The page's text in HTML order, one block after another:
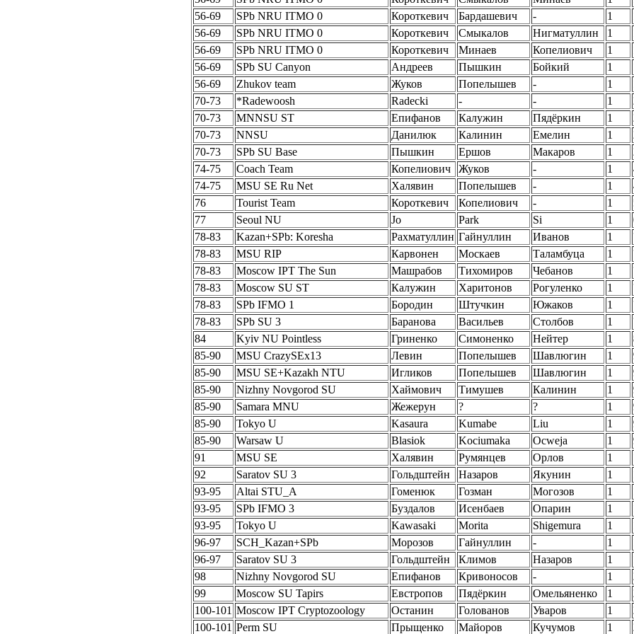
56-69
SPb NRU ITMO 0 Короткевич Бардашевич - 1
56-69
SPb NRU ITMO 0 Короткевич Смыкалов Нигматуллин 1
56-69
SPb NRU ITMO 0 Короткевич Минаев Копелиович 1
56-69
SPb SU Canyon Андреев Пышкин Бойкий 1
56-69
Zhukov team Жуков Попелышев - 1
70-73
*Radewoosh Radecki - - 1
70-73
MNNSU ST Епифанов Калужин Пядёркин 1
70-73
NNSU Данилюк Калинин Емелин 1
70-73
SPb SU Base Пышкин Ершов Макаров 1
74-75
Coach Team Копелиович Жуков - 1
74-75
MSU SE Ru Net Халявин Попелышев - 1
76
Tourist Team Короткевич Копелиович - 1
77
Seoul NU Jo Park Si 1
78-83
Kazan+SPb: Koresha Рахматуллин Гайнуллин Иванов 1
78-83
MSU RIP Карвонен Москаев Таламбуца 1
78-83
Moscow IPT The Sun Машрабов Тихомиров Чебанов 1
78-83
Moscow SU ST Калужин Харитонов Рогуленко 1
78-83
SPb IFMO 1 Бородин Штучкин Южаков 1
78-83
SPb SU 3 Баранова Васильев Столбов 1
84
Kyiv NU Pointless Гриненко Симоненко Нейтер 1
85-90
MSU CrazySEx13 Левин Попелышев Шавлюгин 1
85-90
MSU SE+Kazakh NTU Игликов Попелышев Шавлюгин 1
85-90
Nizhny Novgorod SU Хаймович Тимушев Калинин 1
85-90
Samara MNU Жежерун ? ? 1
85-90
Tokyo U Kasaura Kumabe Liu 1
85-90
Warsaw U Blasiok Kociumaka Ocweja 1
91
MSU SE Халявин Румянцев Орлов 1
92
Saratov SU 3 Гольдштейн Назаров Якунин 1
93-95
Altai STU_A Гоменюк Гозман Могозов 1
93-95
SPb IFMO 3 Буздалов Исенбаев Опарин 1
93-95
Tokyo U Kawasaki Morita Shigemura 1
96-97
SCH_Kazan+SPb Морозов Гайнуллин - 1
96-97
Saratov SU 3 Гольдштейн Климов Назаров 1
98
Nizhny Novgorod SU Епифанов Кривоносов - 1
99
Moscow SU Tapirs Евстропов Пядёркин Омельяненко 1
100-101 Moscow IPT Cryptozoology Останин Голованов Уваров 1
100-101 Perm SU Прыщенко Майоров Кучумов 1